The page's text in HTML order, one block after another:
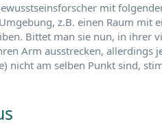
mit
z.B. einen Raum mit
Bittet man sie nun, in ihrer
Arm ausstrecken, allerdings
nicht am selben Punkt sind,